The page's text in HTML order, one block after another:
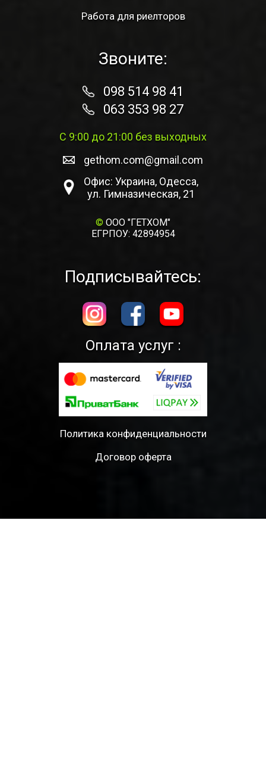
Работа для риелторов
Звоните:
098 514 98 41
063 353 98 27
С 9:00 до 21:00 без выходных
gethom.com@gmail.com
Офис: Украина, Одесса,
ул. Гимназическая, 21
© ООО "ГЕТХОМ"
ЕГРПОУ: 42894954
Подписывайтесь:
Оплата услуг :
Политика конфиденциальности
Договор оферта